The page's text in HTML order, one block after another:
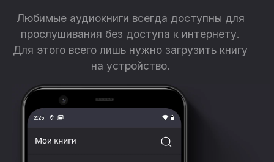
Любимые аудиокниги всегда доступны для
прослушивания без доступа к интернету.
Для этого всего лишь нужно загрузить книгу
на устройство.